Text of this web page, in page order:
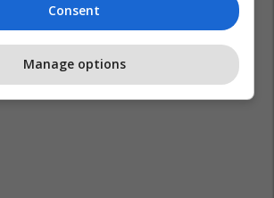
Consent
Manage options